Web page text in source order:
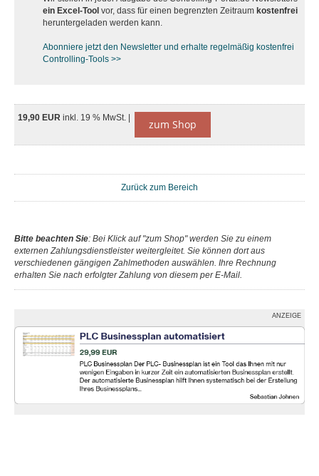
ein Excel-Tool vor, dass für einen begrenzten Zeitraum kostenfrei
heruntergeladen werden kann.
Abonniere jetzt den Newsletter und erhalte regelmäßig kostenfrei
Controlling-Tools >>
19,90 EUR inkl. 19 % MwSt. | zum Shop
Zurück zum Bereich
Bitte beachten Sie: Bei Klick auf "zum Shop" werden Sie zu einem
externen Zahlungsdienstleister weitergleitet. Sie können dort aus
verschiedenen gängigen Zahlmethoden auswählen. Ihre Rechnung
erhalten Sie nach erfolgter Zahlung von diesem per E-Mail.
ANZEIGE